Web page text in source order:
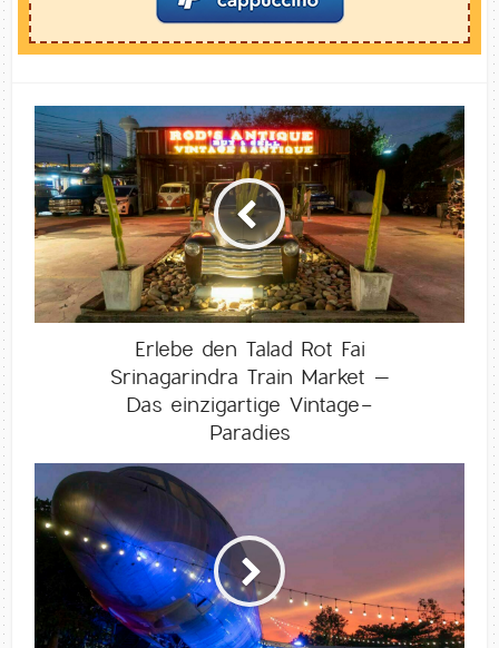
Erlebe den Talad Rot Fai
Srinagarindra Train Market –
Das einzigartige Vintage-
Paradies